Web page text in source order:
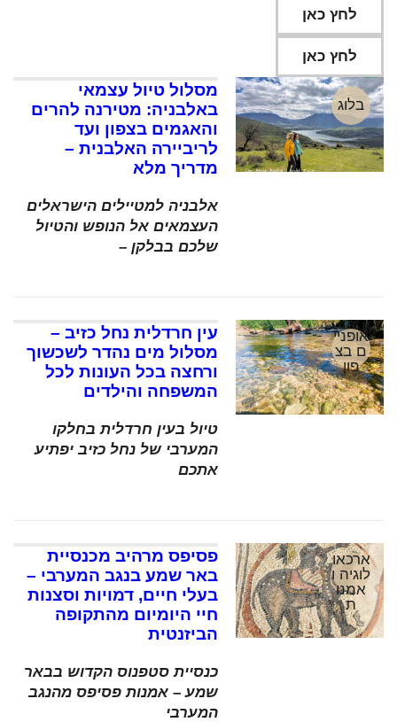
לחץ כאן
לחץ כאן
בלוג
מסלול טיול עצמאי
באלבניה: מטירנה להרים
והאגמים בצפון ועד
לריביירה האלבנית –
מדריך מלא
אלבניה למטיילים הישראלים
העצמאים אל הנופש והטיול
שלכם בבלקן –
אופניי
ם בצ
פון
עין חרדלית נחל כזיב –
מסלול מים נהדר לשכשוך
ורחצה בכל העונות לכל
המשפחה והילדים
טיול בעין חרדלית בחלקו
המערבי של נחל כזיב יפתיע
אתכם
ארכאו
לוגיה ו
אמנו
ת
פסיפס מרהיב מכנסיית
באר שמע בנגב המערבי –
בעלי חיים, דמויות וסצנות
חיי היומיום מהתקופה
הביזנטית
כנסיית סטפנוס הקדוש בבאר
שמע – אמנות פסיפס מהנגב
המערבי